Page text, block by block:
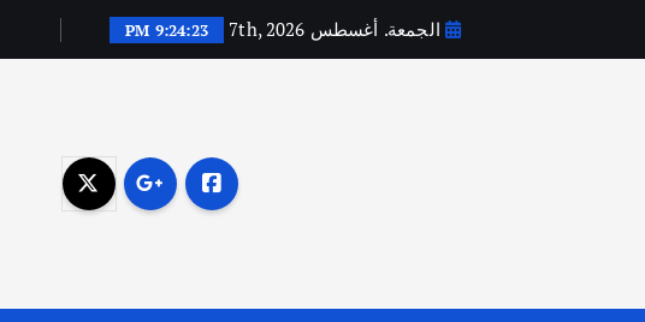
الجمعة. أغسطس 7th, 2026 9:24:25 PM